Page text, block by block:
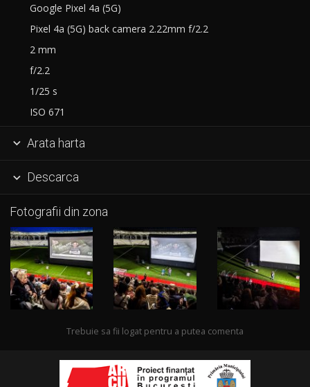
Google Pixel 4a (5G)
Pixel 4a (5G) back camera 2.22mm f/2.2
2 mm
f/2.2
1/25 s
ISO 671
 Arata harta
 Descarca
Fotografii din zona
Trebuie sa fii logat pentru a putea comenta